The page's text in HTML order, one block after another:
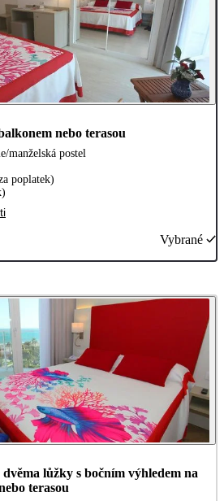
nebo terasou
manželská postel
poplatek)
Vybrané
lůžky s bočním výhledem na
terasou